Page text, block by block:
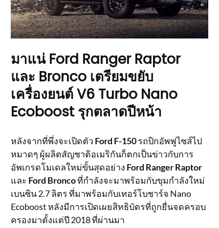
มาแน่ Ford Ranger Raptor
และ Bronco เตรียมขยับ
เครื่องยนต์ V6 Turbo Nano
Ecoboost รุกตลาดปีหน้า
หลังจากที่พึ่งจะเปิดตัว Ford F-150รถปิกอัพฟูไซส์ไป
หมาดๆ ผู้ผลิตสัญชาติอเมริกันก็ตกเป็นข่าวกับการ
อัพเกรดโมเดลใหม่ขั้นสุดอย่าง Ford Ranger Raptor
และ Ford Broncoที่กำลังจะมาพร้อมกับขุมกำลังใหม่
เบนซิน 2.7 ลิตร ที่มาพร้อมกับเทอร์โบชาร์จ Nano
Ecoboost หลังมีการเปิดเผยสิทธิบัตรที่ถูกยื่นจดครอบ
ครองมาตั้งแต่ปี 2018 ที่ผ่านมา